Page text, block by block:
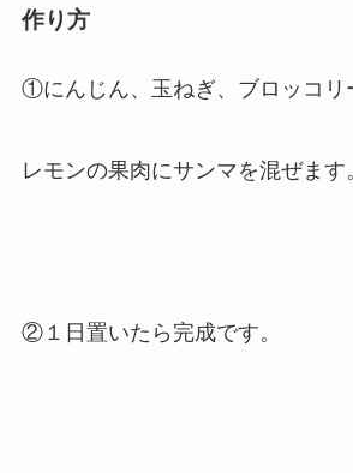
作り方
①にんじん、玉ねぎ、ブロッコリ
レモンの果肉にサンマを混ぜます
②１日置いたら完成です。